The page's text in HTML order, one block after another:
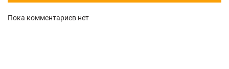
Пока комментариев нет